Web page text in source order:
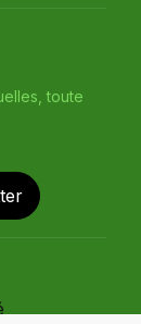
toute